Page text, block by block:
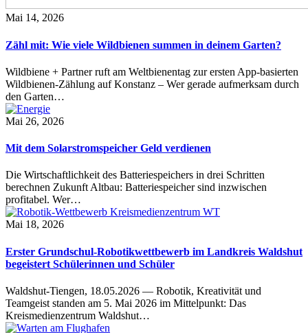
Mai 14, 2026
Zähl mit: Wie viele Wildbienen summen in deinem Garten?
Wildbiene + Partner ruft am Weltbienentag zur ersten App-basierten
Wildbienen-Zählung auf Konstanz – Wer gerade aufmerksam durch
den Garten…
Mai 26, 2026
Mit dem Solarstromspeicher Geld verdienen
Die Wirtschaftlichkeit des Batteriespeichers in drei Schritten
berechnen Zukunft Altbau: Batteriespeicher sind inzwischen
profitabel. Wer…
Mai 18, 2026
Erster Grundschul-Robotikwettbewerb im Landkreis Waldshut
begeistert Schülerinnen und Schüler
Waldshut-Tiengen, 18.05.2026 — Robotik, Kreativität und
Teamgeist standen am 5. Mai 2026 im Mittelpunkt: Das
Kreismedienzentrum Waldshut…